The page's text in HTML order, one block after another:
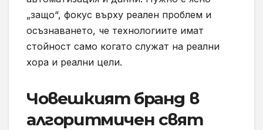
„защо“, фокус върху реален проблем и
осъзнаването, че технологиите имат
стойност само когато служат на реални
хора и реални цели.
Човешкият бранд в
алгоритмичен свят